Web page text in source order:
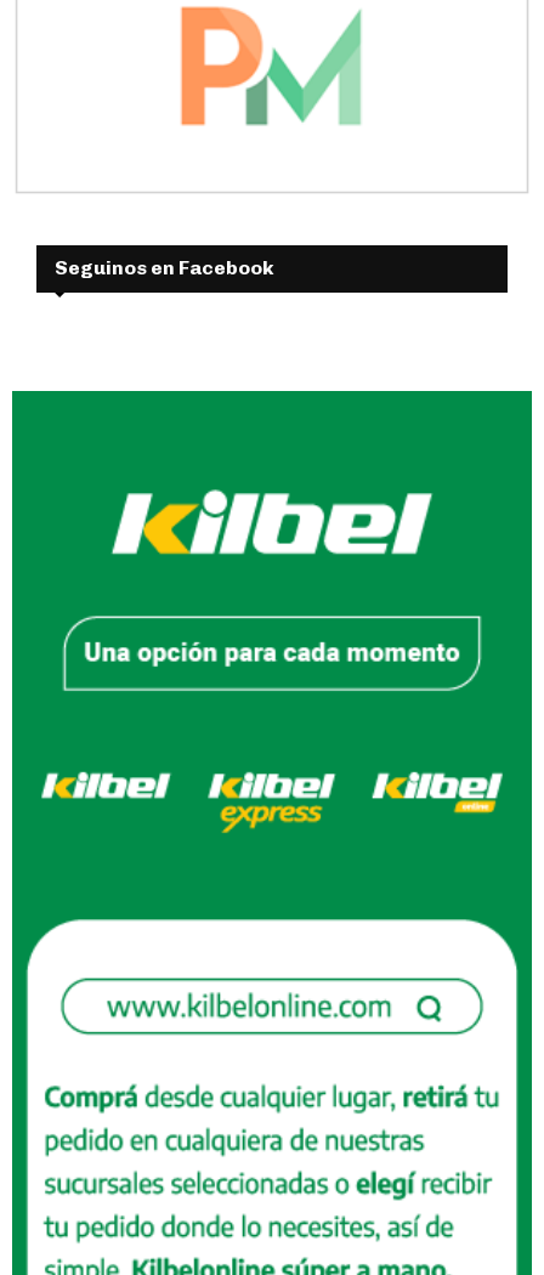
Seguinos en Facebook